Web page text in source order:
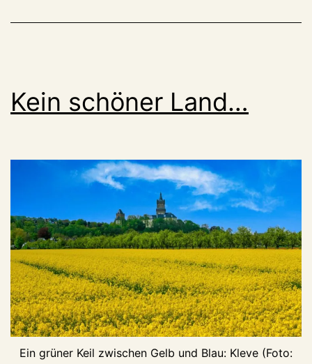
Kein schöner Land…
Ein grüner Keil zwischen Gelb und Blau: Kleve (Foto: